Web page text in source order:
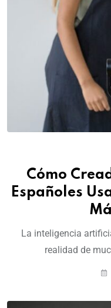
Cómo
Españoles
La inteligencia
realidad de